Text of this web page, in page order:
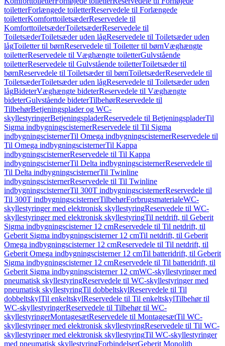
toiletterForlængede toiletterReservedele til Forlængede
toiletterKomforttoiletsæderReservedele til
KomforttoiletsæderToiletsæderReservedele til
ToiletsæderToiletsæder uden lågReservedele til Toiletsæder uden
lågToiletter til børnReservedele til Toiletter til børnVæghængte
toiletterReservedele til Væghængte toiletterGulvstående
toiletterReservedele til Gulvstående toiletterToiletsæder til
børnReservedele til Toiletsæder til børnToiletsæderReservedele til
ToiletsæderToiletsæder uden lågReservedele til Toiletsæder uden
lågBideterVæghængte bideterReservedele til Væghængte
bideterGulvstående bideterTilbehørReservedele til
TilbehørBetjeningsplader og WC-
skyllestyringerBetjeningspladerReservedele til BetjeningspladerTil
Sigma indbygningscisternerReservedele til Til Sigma
indbygningscisternerTil Omega indbygningscisternerReservedele til
Til Omega indbygningscisternerTil Kappa
indbygningscisternerReservedele til Til Kappa
indbygningscisternerTil Delta indbygningscisternerReservedele til
Til Delta indbygningscisternerTil Twinline
indbygningscisternerReservedele til Til Twinline
indbygningscisternerTil 300T indbygningscisternerReservedele til
Til 300T indbygningscisternerTilbehørForbrugsmaterialeWC-
skyllestyringer med elektronisk skyllestyringReservedele til WC-
skyllestyringer med elektronisk skyllestyringTil netdrift, til Geberit
Sigma indbygningscisterner 12 cmReservedele til Til netdrift, til
Geberit Sigma indbygningscisterner 12 cmTil netdrift, til Geberit
Omega indbygningscisterner 12 cmReservedele til Til netdrift, til
Geberit Omega indbygningscisterner 12 cmTil batteridrift, til Geberit
Sigma indbygningscisterner 12 cmReservedele til Til batteridrift, til
Geberit Sigma indbygningscisterner 12 cmWC-skyllestyringer med
pneumatisk skyllestyringReservedele til WC-skyllestyringer med
pneumatisk skyllestyringTil dobbeltskylReservedele til Til
dobbeltskylTil enkeltskylReservedele til Til enkeltskylTilbehør til
WC-skyllestyringerReservedele til Tilbehør til WC-
skyllestyringerMontagesætReservedele til MontagesætTil WC-
skyllestyringer med elektronisk skyllestyringReservedele til Til WC-
skyllestyringer med elektronisk skyllestyringTil WC-skyllestyringer
med pneumatisk skyllestyringForbindelserGeberit Monolith